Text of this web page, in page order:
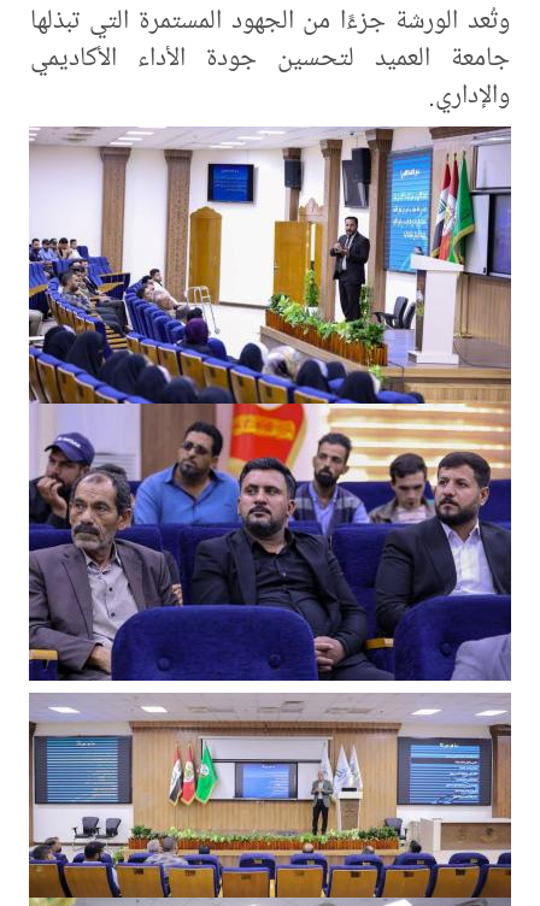
وتُعد الورشة جزءًا من الجهود المستمرة التي تبذلها
جامعة العميد لتحسين جودة الأداء الأكاديمي
والإداري.